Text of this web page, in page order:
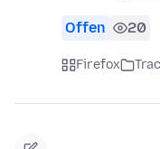
Offen 20
Firefox